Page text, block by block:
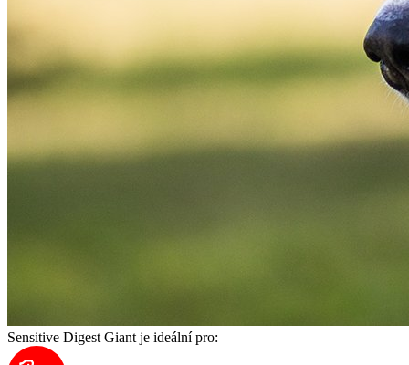
Sensitive Digest Giant je ideální pro: